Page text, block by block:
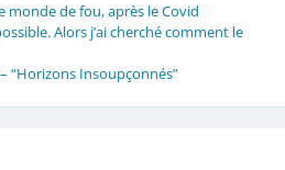
monde de fou, après le Covid
Alors j’ai cherché comment le
“Horizons Insoupçonnés”